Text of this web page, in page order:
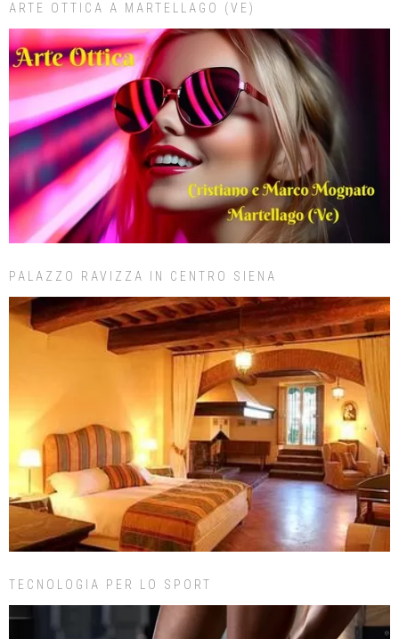
ARTE OTTICA A MARTELLAGO (VE)
PALAZZO RAVIZZA IN CENTRO SIENA
TECNOLOGIA PER LO SPORT